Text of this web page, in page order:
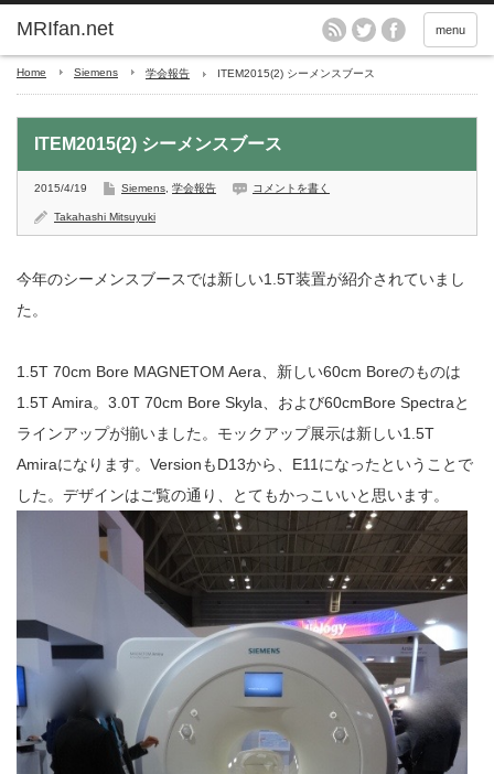
MRIfan.net menu
Home Siemens 学会報告 ITEM2015(2) シーメンスブース
ITEM2015(2) シーメンスブース
2015/4/19 Siemens 学会報告 コメントを書く
Takahashi Mitsuyuki
今年のシーメンスブースでは新しい1.5T装置が紹介されていまし
た。
1.5T 70cm Bore MAGNETOM Aera、新しい60cm Boreのものは
1.5T Amira。3.0T 70cm Bore Skyla、および60cmBore Spectraと
ラインアップが揃いました。モックアップ展示は新しい1.5T
Amiraになります。VersionもD13から、E11になったということで
した。デザインはご覧の通り、とてもかっこいいと思います。